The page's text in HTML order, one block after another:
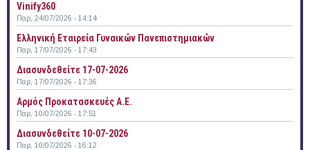
Vinify360
Παρ, 24/07/2026 - 14:14
Ελληνική Εταιρεία Γυναικών Πανεπιστημιακών
Παρ, 17/07/2026 - 17:43
Διασυνδεθείτε 17-07-2026
Παρ, 17/07/2026 - 17:36
Αρμός Προκατασκευές Α.Ε.
Παρ, 10/07/2026 - 17:51
Διασυνδεθείτε 10-07-2026
Παρ, 10/07/2026 - 16:12